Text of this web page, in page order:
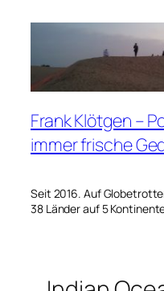
Frank Klötgen –
immer frische
Seit 2016. Auf
38 Länder auf 5